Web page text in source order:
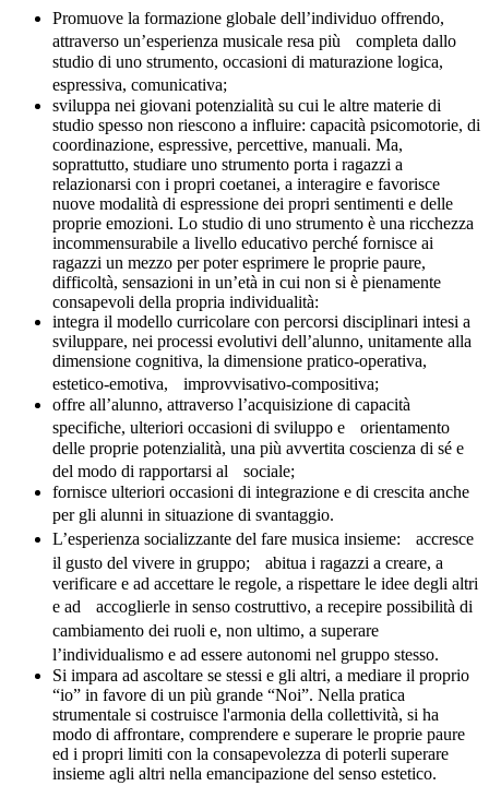
Promuove la formazione globale dell’individuo offrendo,
attraverso un’esperienza musicale resa più completa dallo
studio di uno strumento, occasioni di maturazione logica,
espressiva, comunicativa;
sviluppa nei giovani potenzialità su cui le altre materie di
studio spesso non riescono a influire: capacità psicomotorie, di
coordinazione, espressive, percettive, manuali. Ma,
soprattutto, studiare uno strumento porta i ragazzi a
relazionarsi con i propri coetanei, a interagire e favorisce
nuove modalità di espressione dei propri sentimenti e delle
proprie emozioni. Lo studio di uno strumento è una ricchezza
incommensurabile a livello educativo perché fornisce ai
ragazzi un mezzo per poter esprimere le proprie paure,
difficoltà, sensazioni in un’età in cui non si è pienamente
consapevoli della propria individualità:
integra il modello curricolare con percorsi disciplinari intesi a
sviluppare, nei processi evolutivi dell’alunno, unitamente alla
dimensione cognitiva, la dimensione pratico-operativa,
estetico-emotiva, improvvisativo-compositiva;
offre all’alunno, attraverso l’acquisizione di capacità
specifiche, ulteriori occasioni di sviluppo e orientamento
delle proprie potenzialità, una più avvertita coscienza di sé e
del modo di rapportarsi al sociale;
fornisce ulteriori occasioni di integrazione e di crescita anche
per gli alunni in situazione di svantaggio.
L’esperienza socializzante del fare musica insieme: accresce
il gusto del vivere in gruppo; abitua i ragazzi a creare, a
verificare e ad accettare le regole, a rispettare le idee degli altri
e ad accoglierle in senso costruttivo, a recepire possibilità di
cambiamento dei ruoli e, non ultimo, a superare
l’individualismo e ad essere autonomi nel gruppo stesso.
Si impara ad ascoltare se stessi e gli altri, a mediare il proprio
“io” in favore di un più grande “Noi”. Nella pratica
strumentale si costruisce l'armonia della collettività, si ha
modo di affrontare, comprendere e superare le proprie paure
ed i propri limiti con la consapevolezza di poterli superare
insieme agli altri nella emancipazione del senso estetico.